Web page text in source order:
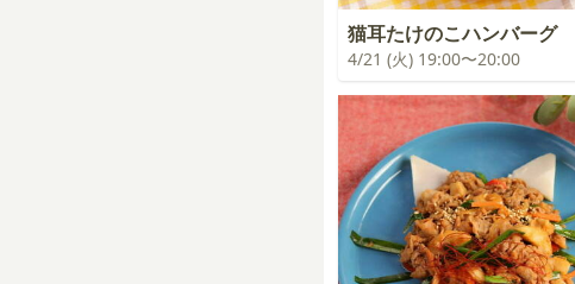
猫耳たけのこハンバーグ
4/21 (火) 19:00〜20:00